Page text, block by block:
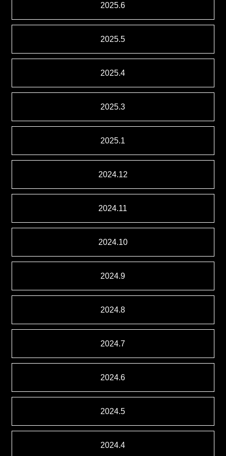
2025.6
2025.5
2025.4
2025.3
2025.1
2024.12
2024.11
2024.10
2024.9
2024.8
2024.7
2024.6
2024.5
2024.4